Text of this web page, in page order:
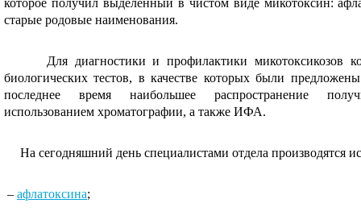
которое получил выделенный в чистом виде микотоксин:
старые родовые наименования.
Для диагностики и профилактики микотоксикозов
биологических тестов, в качестве которых были
последнее время наибольшее распространение
использованием хроматографии, а также ИФА.
На сегодняшний день специалистами отдела производятся
– афлатоксина;